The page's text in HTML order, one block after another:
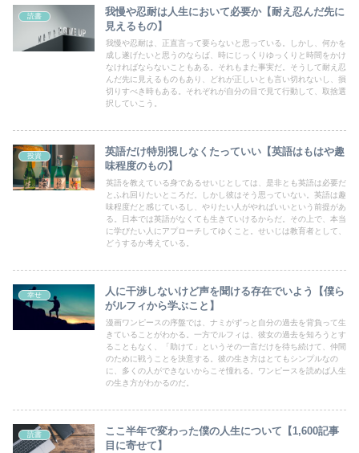
読書
我慢や忍耐は人生において必要か【耐え忍んだ先に
見えるもの】
我慢や忍耐は、正直言って要らないと思っている。しかし、何かを
成し遂げたいと思うのならば、時にじっくりゆっくりと時間をかけ
なければならないこともある。それもまた事実だ。そうして耐え忍
んだ先に見えるものもあり、どれが正しいとも言い切れないし、損
切りすべき時もある。それぞれが自分の目で見て行動して、取捨選
択していこう。
投資
英語だけ特別視しなくたっていい【英語はもはや趣
味程度のもの】
英語を教えている身であるせいじとしては、是非とも英語は必要だ
とふれ回りたいところだ。しかし彼はそう思っていない。英語は趣
味程度だと感じているし、やりたい人がやればいいという前提があ
る。日本では英語がなくても生きていけるからだ。その上で、本当
に学びたい人にアプローチしてゆくこと。せいじは教育者として、
どうするか考えている。
幸せ
人に干渉しないけど声を聞ける存在でいよう【僕ら
がルフィから学ぶこと】
漫画ワンピースの序盤では、ナミがずっと自分の過去を背負って生
きていることがわかる。一方でルフィは、彼女の過去を知ろうとす
ることもなく、「助けて」というその一言だけを待ち続けて、仲間
のために戦うことを決意する。彼の生き方はとてもシンプルなの
に、多くの人ができないからこそ憧れる。ワンピースを読めば人生
の生き方がわかるのだ。
読書
ここ半年で変わった僕の人生について【1,600記事
目に寄せて】